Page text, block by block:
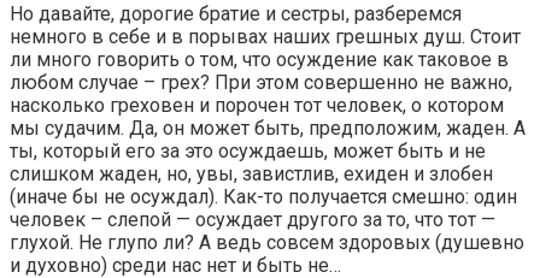
Но давайте, дорогие братие и сестры, разберемся
немного в себе и в порывах наших грешных душ. Стоит
ли много говорить о том, что осуждение как таковое в
любом случае – грех? При этом совершенно не важно,
насколько греховен и порочен тот человек, о котором
мы судачим. Да, он может быть, предположим, жаден. А
ты, который его за это осуждаешь, может быть и не
слишком жаден, но, увы, завистлив, ехиден и злобен
(иначе бы не осуждал). Как-то получается смешно: один
человек – слепой — осуждает другого за то, что тот —
глухой. Не глупо ли? А ведь совсем здоровых (душевно
и духовно) среди нас нет и быть не…